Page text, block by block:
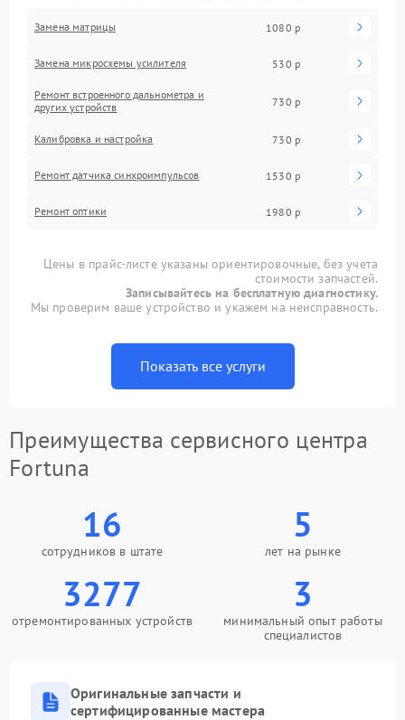
Замена матрицы 1080 р
Замена микросхемы усилителя 530 р
Ремонт встроенного дальнометра и
других устройств
730 р
Калибровка и настройка 730 р
Ремонт датчика синхроимпульсов 1530 р
Ремонт оптики 1980 р
Цены в прайс-листе указаны ориентировочные, без учета
стоимости запчастей.
Записывайтесь на бесплатную диагностику.
Мы проверим ваше устройство и укажем на неисправность.
Показать все услуги
Преимущества сервисного центра
Fortuna
16
сотрудников в штате
5
лет на рынке
3277
отремонтированных устройств
3
минимальный опыт работы
специалистов
Оригинальные запчасти и
сертифицированные мастера